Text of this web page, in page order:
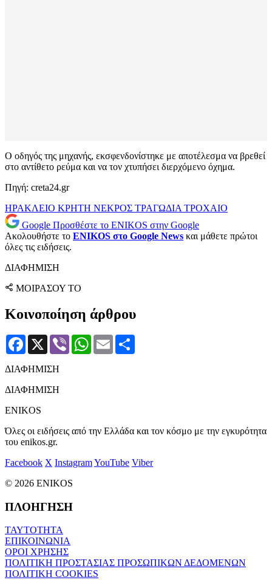
O οδηγός της μηχανής, εκσφενδονίστηκε με αποτέλεσμα να βρεθεί
στο αντίθετο ρεύμα και να τον χτυπήσει διερχόμενο όχημα.
Πηγή: creta24.gr
ΗΡΑΚΛΕΙΟ ΚΡΗΤΗ ΝΕΚΡΟΣ ΤΡΑΓΩΔΙΑ ΤΡΟΧΑΙΟ
Google Προσθέστε το ENIKOS στην Google
Ακολουθήστε το ENIKOS στο Google News και μάθετε πρώτοι
όλες τις ειδήσεις.
ΔΙΑΦΗΜΙΣΗ
ΜΟΙΡΑΣΟΥ ΤΟ
Κοινοποίηση άρθρου
Facebook
X Viber WhatsApp
Email
ΔΙΑΦΗΜΙΣΗ
ΔΙΑΦΗΜΙΣΗ
ENIKOS
Όλες οι ειδήσεις από την Ελλάδα και τον κόσμο με την εγκυρότητα
του enikos.gr.
Facebook X InstagramYouTube Viber
© 2026 ENIKOS
ΠΛΟΗΓΗΣΗ
ΤΑΥΤΟΤΗΤΑ
ΕΠΙΚΟΙΝΩΝΙΑ
ΟΡΟΙ ΧΡΗΣΗΣ
ΠΟΛΙΤΙΚΗ ΠΡΟΣΤΑΣΙΑΣ ΠΡΟΣΩΠΙΚΩΝ ΔΕΔΟΜΕΝΩΝ
ΠΟΛΙΤΙΚΗ COOKIES